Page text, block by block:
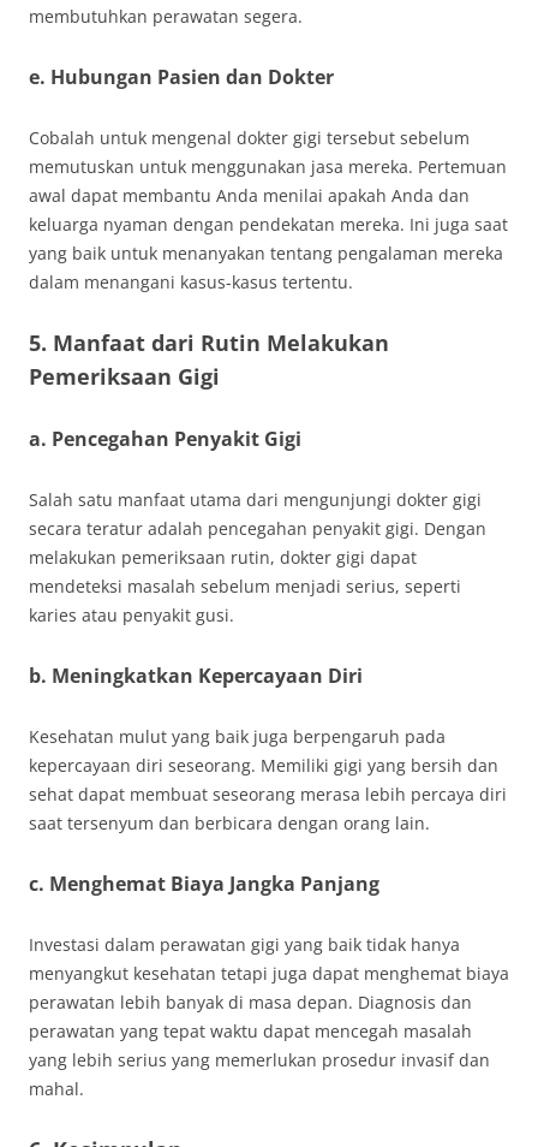
membutuhkan perawatan segera.
e. Hubungan Pasien dan Dokter
Cobalah untuk mengenal dokter gigi tersebut sebelum
memutuskan untuk menggunakan jasa mereka. Pertemuan
awal dapat membantu Anda menilai apakah Anda dan
keluarga nyaman dengan pendekatan mereka. Ini juga saat
yang baik untuk menanyakan tentang pengalaman mereka
dalam menangani kasus-kasus tertentu.
5. Manfaat dari Rutin Melakukan
Pemeriksaan Gigi
a. Pencegahan Penyakit Gigi
Salah satu manfaat utama dari mengunjungi dokter gigi
secara teratur adalah pencegahan penyakit gigi. Dengan
melakukan pemeriksaan rutin, dokter gigi dapat
mendeteksi masalah sebelum menjadi serius, seperti
karies atau penyakit gusi.
b. Meningkatkan Kepercayaan Diri
Kesehatan mulut yang baik juga berpengaruh pada
kepercayaan diri seseorang. Memiliki gigi yang bersih dan
sehat dapat membuat seseorang merasa lebih percaya diri
saat tersenyum dan berbicara dengan orang lain.
c. Menghemat Biaya Jangka Panjang
Investasi dalam perawatan gigi yang baik tidak hanya
menyangkut kesehatan tetapi juga dapat menghemat biaya
perawatan lebih banyak di masa depan. Diagnosis dan
perawatan yang tepat waktu dapat mencegah masalah
yang lebih serius yang memerlukan prosedur invasif dan
mahal.